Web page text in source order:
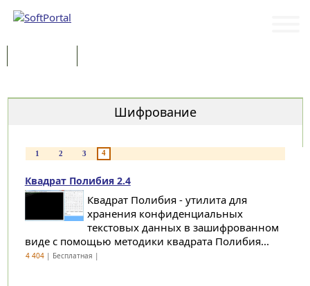
Шифрование
1 2 3 4
Квадрат Полибия 2.4
Квадрат Полибия - утилита для
хранения конфиденциальных
текстовых данных в зашифрованном
виде с помощью методики квадратa Полибия...
4 404| Бесплатная |